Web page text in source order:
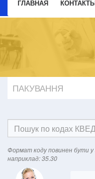
ГЛАВНАЯ
ПАКУВАННЯ
Формат кодy повинен бути у
наприклад: 35.30